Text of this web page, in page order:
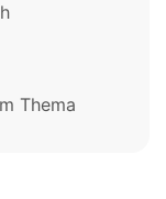
Thema